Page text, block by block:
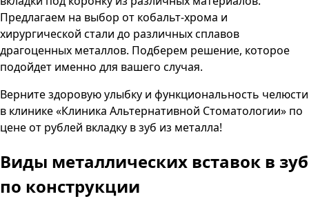
Предлагаем на выбор от кобальт-хрома и
хирургической стали до различных сплавов
драгоценных металлов. Подберем решение, которое
подойдет именно для вашего случая.
Верните здоровую улыбку и функциональность челюсти
в клинике«Клиника Альтернативной Стоматологии» по
цене от рублей вкладку в зуб из металла!
Виды металлических вставок в зуб
по конструкции